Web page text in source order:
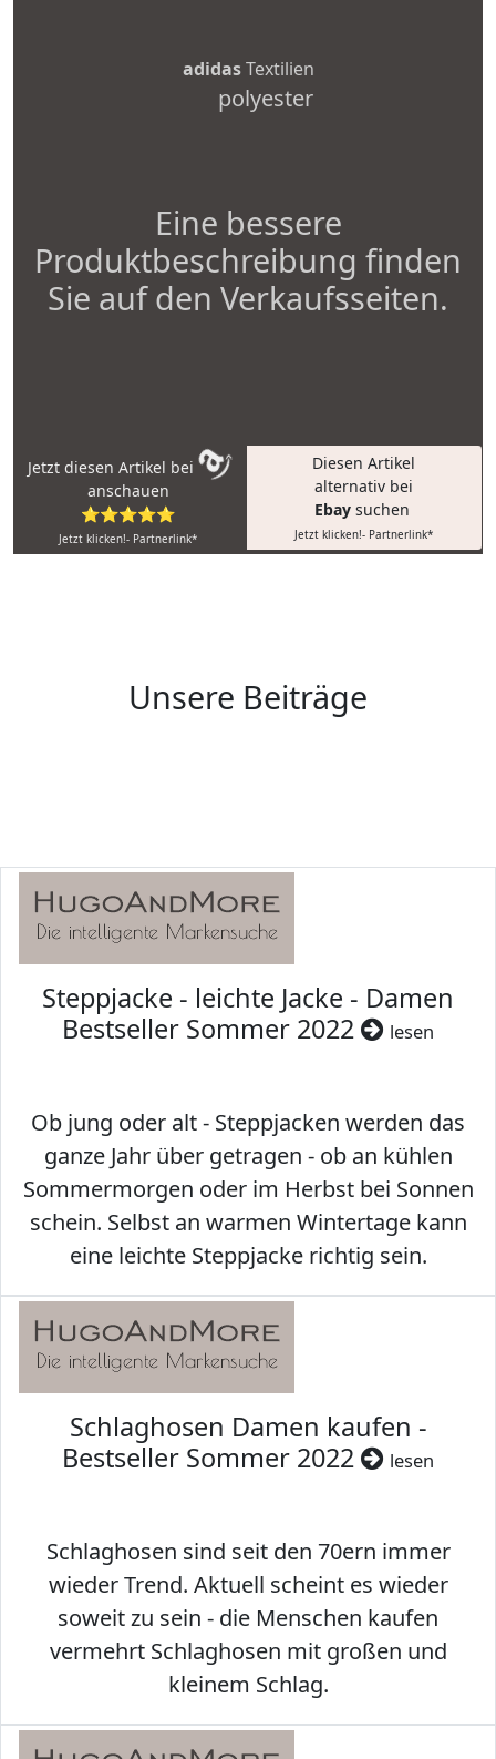
adidasTextilien
polyester
Eine bessere
Produktbeschreibung finden
Sie auf den Verkaufsseiten.
Jetzt diesen Artikel bei
anschauen
⭐⭐⭐⭐⭐
Jetzt klicken!- Partnerlink*
Diesen Artikel
alternativ bei
Ebay suchen
Jetzt klicken!- Partnerlink*
Unsere Beiträge
Steppjacke - leichte Jacke - Damen
Bestseller Sommer 2022
lesen
Ob jung oder alt - Steppjacken werden das
ganze Jahr über getragen - ob an kühlen
Sommermorgen oder im Herbst bei Sonnen
schein. Selbst an warmen Wintertage kann
eine leichte Steppjacke richtig sein.
Schlaghosen Damen kaufen -
Bestseller Sommer 2022
lesen
Schlaghosen sind seit den 70ern immer
wieder Trend. Aktuell scheint es wieder
soweit zu sein - die Menschen kaufen
vermehrt Schlaghosen mit großen und
kleinem Schlag.